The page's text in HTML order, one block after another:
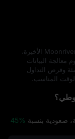
يستفيد هذا التحليل من نماذج AI لتقييم حركة أسعار Moonriver الأخيرة،
معالجة البيانات
وفرص التداول
المناسب.
45%